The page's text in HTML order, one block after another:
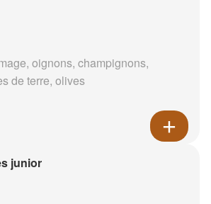
oignons, champignons,
de terre, olives
junior